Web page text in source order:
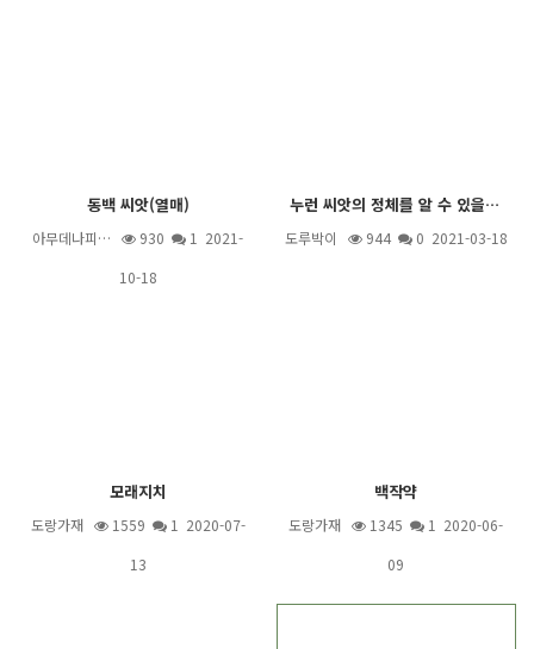
동백 씨앗(열매)
아무데나피… 930 1 2021-
10-18
누런 씨앗의 정체를 알 수 있을까요?
도루박이 944 0 2021-03-18
모래지치
도랑가재 1559 1 2020-07-
13
백작약
도랑가재 1345 1 2020-06-
09